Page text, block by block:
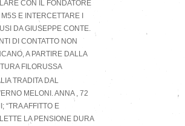
CON IL FONDATORE
E INTERCETTARE I
DA GIUSEPPE CONTE.
DI CONTATTO NON
A PARTIRE DALLA
FILORUSSA
TRADITA DAL
MELONI. ANNA , 72
“TRA AFFITTO E
LA PENSIONE DURA